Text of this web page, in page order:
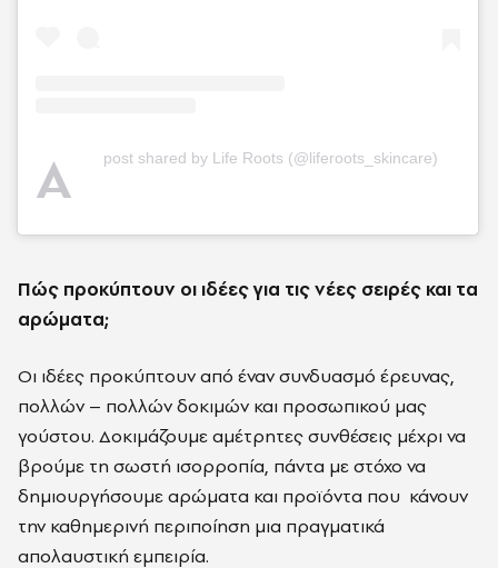
A post shared by Life Roots (@liferoots_skincare)
Πώς προκύπτουν οι ιδέες για τις νέες σειρές και τα
αρώματα;
Οι ιδέες προκύπτουν από έναν συνδυασμό έρευνας,
πολλών – πολλών δοκιμών και προσωπικού μας
γούστου. Δοκιμάζουμε αμέτρητες συνθέσεις μέχρι να
βρούμε τη σωστή ισορροπία, πάντα με στόχο να
δημιουργήσουμε αρώματα και προϊόντα που κάνουν
την καθημερινή περιποίηση μια πραγματικά
απολαυστική εμπειρία.